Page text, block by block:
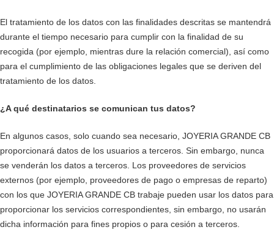
El tratamiento de los datos con las finalidades descritas se mantendrá
durante el tiempo necesario para cumplir con la finalidad de su
recogida (por ejemplo, mientras dure la relación comercial), así como
para el cumplimiento de las obligaciones legales que se deriven del
tratamiento de los datos.
¿A qué destinatarios se comunican tus datos?
En algunos casos, solo cuando sea necesario, JOYERIA GRANDE CB
proporcionará datos de los usuarios a terceros. Sin embargo, nunca
se venderán los datos a terceros. Los proveedores de servicios
externos (por ejemplo, proveedores de pago o empresas de reparto)
con los que JOYERIA GRANDE CB trabaje pueden usar los datos para
proporcionar los servicios correspondientes, sin embargo, no usarán
dicha información para fines propios o para cesión a terceros.